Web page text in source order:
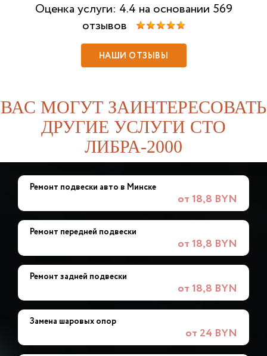
Оценка услуги: 4.4 на основании 569
отзывов
НАШИ ОТЗЫВЫ
ВАС МОГУТ ЗАИНТЕРЕСОВАТЬ
ДРУГИЕ УСЛУГИ СТО
ЛИБРА-2000
Ремонт подвески авто в Минске
от 18,8 BYN
Ремонт передней подвески
от 18,8 BYN
Ремонт задней подвески
от 18,8 BYN
Замена шаровых опор
от 24 BYN